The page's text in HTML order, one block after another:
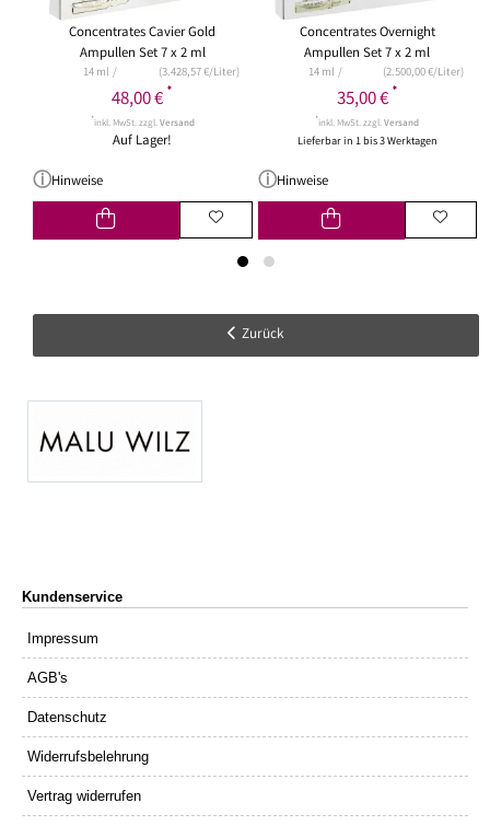
Concentrates Cavier Gold
Ampullen Set 7 x 2 ml
14 ml (3.428,57 €/Liter)
48,00 € *
*inkl. MwSt. zzgl.Versand
Auf Lager!
Hinweise
Concentrates Overnight
Ampullen Set 7 x 2 ml
14 ml (2.500,00 €/Liter)
35,00 € *
*inkl. MwSt. zzgl.Versand
Lieferbar in 1 bis 3 Werktagen
Hinweise
Zurück
Kundenservice
Impressum
AGB's
Datenschutz
Widerrufsbelehrung
Vertrag widerrufen